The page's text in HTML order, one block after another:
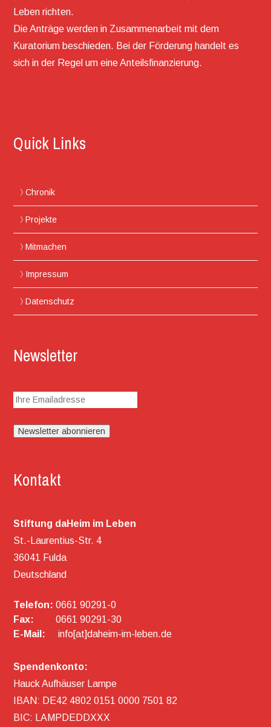
Leben richten.
Die Anträge werden in Zusammenarbeit mit dem
Kuratorium beschieden. Bei der Förderung handelt es
sich in der Regel um eine Anteilsfinanzierung.
Quick Links
Chronik
Projekte
Mitmachen
Impressum
Datenschutz
Newsletter
Kontakt
Stiftung daHeim im Leben
St.-Laurentius-Str. 4
36041 Fulda
Deutschland
Telefon: 0661 90291-0
Fax:
0661 90291-30
E-Mail:
info[at]daheim-im-leben.de
Spendenkonto:
Hauck Aufhäuser Lampe
IBAN: DE42 4802 0151 0000 7501 82
BIC: LAMPDEDDXXX